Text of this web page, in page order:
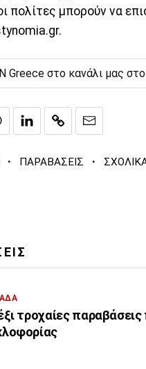
πολίτες μπορούν να
Greece στο κανάλι μας στο
· ΠΑΡΑΒΑΣΕΙΣ ·
τροχαίες